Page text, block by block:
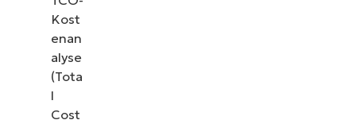
Kost
enan
alyse
(Tota
l
Cost